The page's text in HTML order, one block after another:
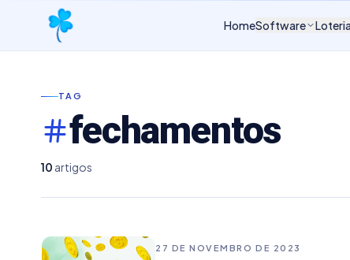
HomeSoftware
TAG
fechamentos
10 artigos
27 DE NOVEMBRO DE 2023